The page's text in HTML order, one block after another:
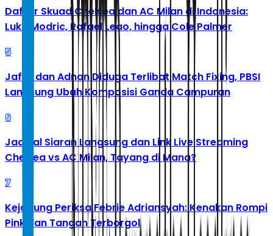
Daftar Skuad Chelsea dan AC Milan di Indonesia:
Luka Modric, Rafael Leao, hingga Cole Palmer
5
Jafar dan Adnan Diduga Terlibat Match Fixing, PBSI
Langsung Ubah Komposisi Ganda Campuran
6
Jadwal Siaran Langsung dan Link Live Streaming
Chelsea vs AC Milan, Tayang di Mana?
7
Kejagung Periksa Febrie Adriansyah: Kenakan Rompi
Pink dan Tangan Terborgol